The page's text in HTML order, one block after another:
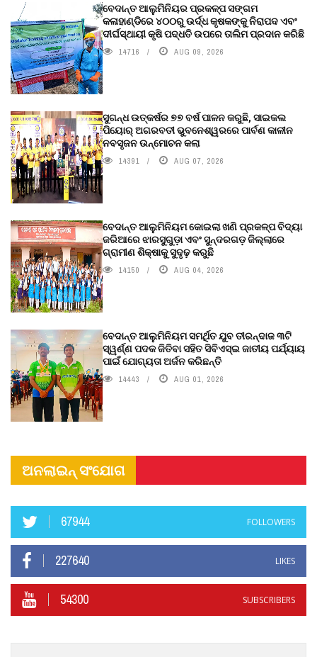
ବେଦାନ୍ତ ଆଲୁମିନିୟର ପ୍ରକଳ୍ପ ସଙ୍ଗମ
କଳାହାଣ୍ଡିରେ ୪୦୦ରୁ ଉର୍ଦ୍ଧ କୃଷକଙ୍କୁ ନିରାପଦ ଏବଂ
ଦୀର୍ଘସ୍ଥାୟୀ କୃଷି ପଦ୍ଧତି ଉପରେ ତାଲିମ ପ୍ରଦାନ କରିଛି
14716 AUG 09, 2026
ସୁଗନ୍ଧ ଉତ୍କର୍ଷର ୭୭ ବର୍ଷ ପାଳନ କରୁଛି, ସାଇକଲ
ପିୟୋର୍‌ ଅଗରବତୀ ଭୁବନେଶ୍ୱରରେ ପାର୍ବଣ କାଳୀନ
ନବସୃଜନ ଉନ୍ମୋଚନ କଲା
14391 AUG 07, 2026
ବେଦାନ୍ତ ଆଲୁମିନିୟମ କୋଇଲା ଖଣି ପ୍ରକଳ୍ପ ବିଦ୍ୟା
ଜରିଆରେ ଝାରସୁଗୁଡ଼ା ଏବଂ ସୁନ୍ଦରଗଡ଼ ଜିଲ୍ଲାରେ
ଗ୍ରାମୀଣ ଶିକ୍ଷାକୁ ସୁଦୃଢ଼ କରୁଛି
14150 AUG 04, 2026
ବେଦାନ୍ତ ଆଲୁମିନିୟମ ସମର୍ଥିତ ଯୁବ ତୀରନ୍ଦାଜ ୩ଟି
ସ୍ୱର୍ଣ୍ଣ ପଦକ ଜିତିବା ସହିତ ସିବିଏସ୍ଇ ଜାତୀୟ ପର୍ଯ୍ୟାୟ
ପାଇଁ ଯୋଗ୍ୟତା ଅର୍ଜନ କରିଛନ୍ତି
14443 AUG 01, 2026
ଅନଲାଇନ୍ ସଂଯୋଗ
67944 FOLLOWERS
227640 LIKES
54300 SUBSCRIBERS